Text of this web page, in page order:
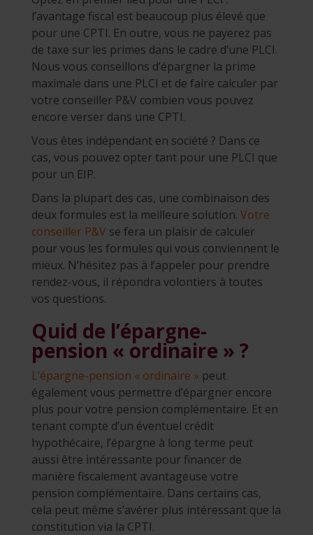
l’avantage fiscal est beaucoup plus élevé que
pour une CPTI. En outre, vous ne payerez pas
de taxe sur les primes dans le cadre d’une PLCI.
Nous vous conseillons d’épargner la prime
maximale dans une PLCI et de faire calculer par
votre conseiller P&V combien vous pouvez
encore verser dans une CPTI.
Vous êtes indépendant en société ? Dans ce
cas, vous pouvez opter tant pour une PLCI que
pour un EIP.
Dans la plupart des cas, une combinaison des
deux formules est la meilleure solution. Votre
conseiller P&V se fera un plaisir de calculer
pour vous les formules qui vous conviennent le
mieux. N’hésitez pas à l’appeler pour prendre
rendez-vous, il répondra volontiers à toutes
vos questions.
Quid de l’épargne-
pension « ordinaire » ?
L’épargne-pension « ordinaire » peut
également vous permettre d’épargner encore
plus pour votre pension complémentaire. Et en
tenant compte d’un éventuel crédit
hypothécaire, l’épargne à long terme peut
aussi être intéressante pour financer de
manière fiscalement avantageuse votre
pension complémentaire. Dans certains cas,
cela peut même s’avérer plus intéressant que la
constitution via la CPTI.